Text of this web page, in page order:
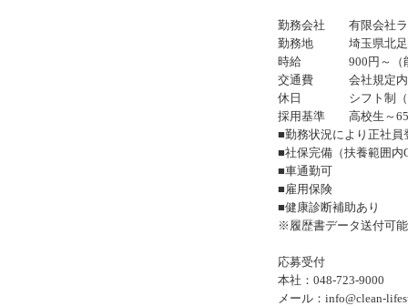
勤務会社 有限会社ラ
勤務地 埼玉県北足
時給 900円～（能力
交通費 会社規定内
休日 シフト制（希
採用基準 高校生～65
■勤務状況により正社員
■社保完備（扶養範囲内
■車通勤可
■雇用保険
■健康診断補助あり
※履歴書データ送付可
応募受付
本社：048-723-9000
メール：info@clean-